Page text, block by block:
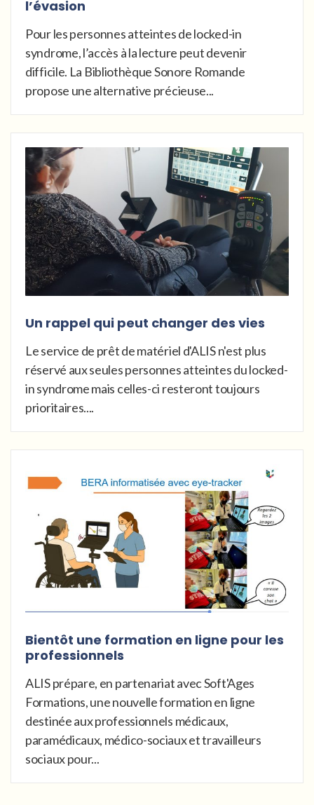
l’évasion
Pour les personnes atteintes de locked-in
syndrome, l’accès à la lecture peut devenir
difficile. La Bibliothèque Sonore Romande
propose une alternative précieuse...
Un rappel qui peut changer des vies
Le service de prêt de matériel d'ALIS n'est plus
réservé aux seules personnes atteintes du locked-
in syndrome mais celles-ci resteront toujours
prioritaires....
Bientôt une formation en ligne pour les
professionnels
ALIS prépare, en partenariat avec Soft'Ages
Formations, une nouvelle formation en ligne
destinée aux professionnels médicaux,
paramédicaux, médico-sociaux et travailleurs
sociaux pour...